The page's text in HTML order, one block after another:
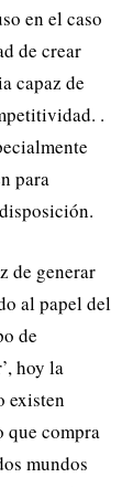
en el caso
de crear
capaz de
.
para
de generar
al papel del
de
hoy la
existen
que compra
mundos